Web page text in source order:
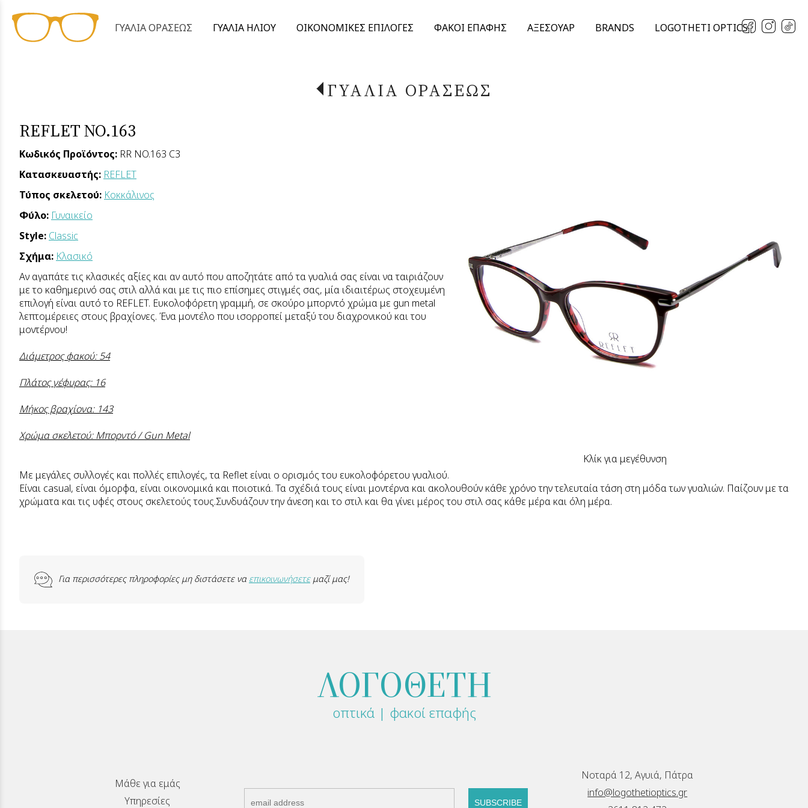
ΓΥΑΛΙΑ ΟΡΑΣΕΩΣ ΓΥΑΛΙΑ ΗΛΙΟΥ ΟΙΚΟΝΟΜΙΚΕΣ ΕΠΙΛΟΓΕΣ ΦΑΚΟΙ ΕΠΑΦΗΣ ΑΞΕΣΟΥΑΡ BRANDS LOGOTHETI OPTICS
ΓΥΑΛΙΑ ΟΡΑΣΕΩΣ
Κλίκ για μεγέθυνση
REFLET NO.163
Κωδικός Προϊόντος: RR NO.163 C3
Κατασκευαστής: REFLET
Τύπος σκελετού: Κοκκάλινος
Φύλο: Γυναικείο
Style: Classic
Σχήμα: Κλασικό
Αν αγαπάτε τις κλασικές αξίες και αν αυτό που αποζητάτε από τα γυαλιά σας είναι να ταιριάζουν
με το καθημερινό σας στιλ αλλά και με τις πιο επίσημες στιγμές σας, μία ιδιαιτέρως στοχευμένη
επιλογή είναι αυτό το REFLET. Ευκολοφόρετη γραμμή, σε σκούρο μπορντό χρώμα με gun metal
λεπτομέρειες στους βραχίονες. Ένα μοντέλο που ισορροπεί μεταξύ του διαχρονικού και του
μοντέρνου!
Διάμετρος φακού: 54
Πλάτος γέφυρας: 16
Μήκος βραχίονα: 143
Χρώμα σκελετού: Mπορντό / Gun Metal
Με μεγάλες συλλογές και πολλές επιλογές, τα Reflet είναι ο ορισμός του ευκολοφόρετου γυαλιού.
Είναι casual, είναι όμορφα, είναι οικονομικά και ποιοτικά. Τα σχέδιά τους είναι μοντέρνα και ακολουθούν κάθε χρόνο την τελευταία τάση στη μόδα των γυαλιών. Παίζουν με τα
χρώματα και τις υφές στους σκελετούς τους.Συνδυάζουν την άνεση και το στιλ και θα γίνει μέρος του στιλ σας κάθε μέρα και όλη μέρα.
Για περισσότερες πληροφορίες μη διστάσετε να επικοινωνήσετεμαζί μας!
ΛΟΓΟΘΕΤΗ
οπτικά | φακοί επαφής
Μάθε για εμάς
Υπηρεσίες
SUBSCRIBE
Νοταρά 12, Αγυιά, Πάτρα
info@logothetioptics.gr